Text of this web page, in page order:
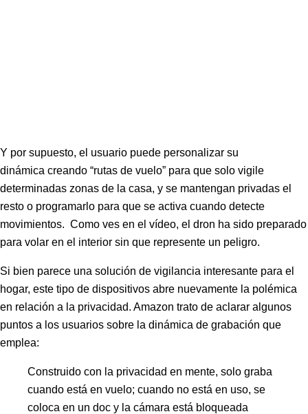
Y por supuesto, el usuario puede personalizar su
dinámica creando “rutas de vuelo” para que solo vigile
determinadas zonas de la casa, y se mantengan privadas el
resto o programarlo para que se activa cuando detecte
movimientos. Como ves en el vídeo, el dron ha sido preparado
para volar en el interior sin que represente un peligro.
Si bien parece una solución de vigilancia interesante para el
hogar, este tipo de dispositivos abre nuevamente la polémica
en relación a la privacidad. Amazon trato de aclarar algunos
puntos a los usuarios sobre la dinámica de grabación que
emplea:
Construido con la privacidad en mente, solo graba
cuando está en vuelo; cuando no está en uso, se
coloca en un doc y la cámara está bloqueada